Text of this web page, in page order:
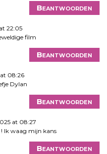
Beantwoorden
22:05
film
Beantwoorden
08:26
Dylan
Beantwoorden
at 08:27
Ik waag mijn kans
Beantwoorden